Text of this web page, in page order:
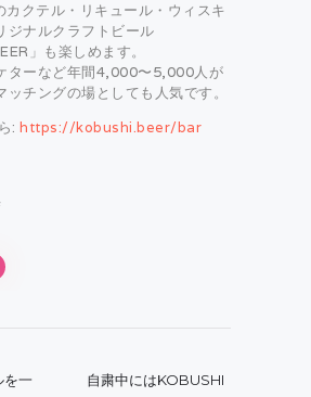
カクテル・リキュール・ウィスキ
ジナルクラフトビール
」も楽しめます。
ターなど年間4,000〜5,000人が
ッチングの場としても人気です。
: https://kobushi.beer/bar
を一
Next
自粛中にはKOBUSHI